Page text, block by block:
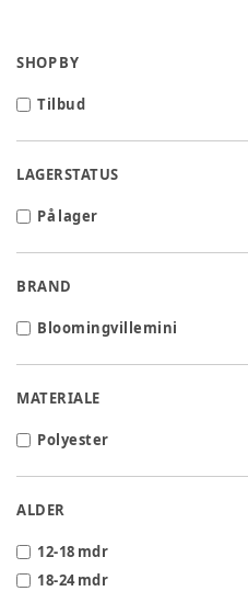
SHOP BY
Tilbud
LAGERSTATUS
På lager
BRAND
Bloomingvillemini
MATERIALE
Polyester
ALDER
12-18 mdr
18-24 mdr